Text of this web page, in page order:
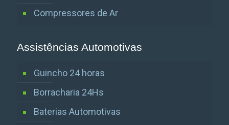
Compressores de Ar
Assistências Automotivas
Guincho 24 horas
Borracharia 24Hs
Baterias Automotivas